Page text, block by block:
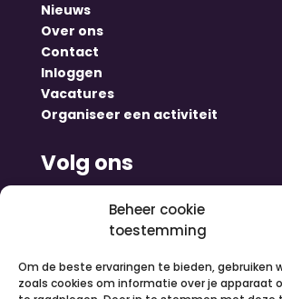
Beheer cookie
toestemming
Om de beste ervaringen te bieden, gebruiken
zoals cookies om informatie over je apparaat
Nieuws
Over ons
Contact
Inloggen
Vacatures
Organiseer een activiteit
Volg ons